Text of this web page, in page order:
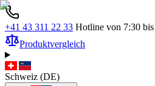
+41 43 311 22 33 Hotline von 7:30
Produktvergleich
Schweiz (DE)